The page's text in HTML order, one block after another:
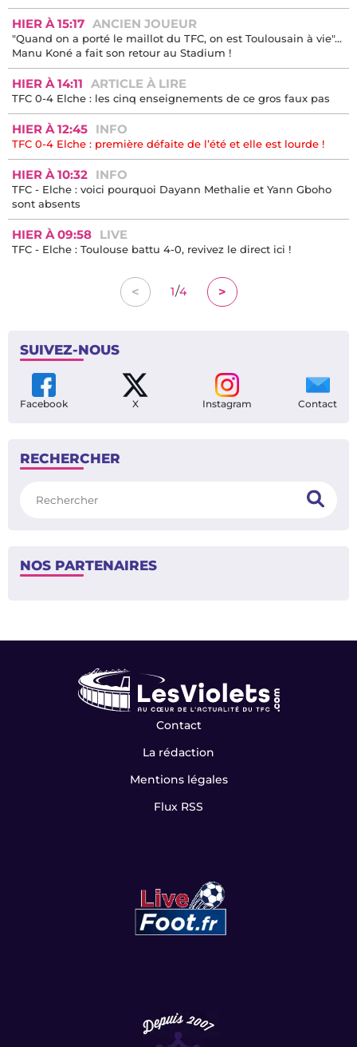
HIER À 15:17 ANCIEN JOUEUR
"Quand on a porté le maillot du TFC, on est Toulousain à vie"...
Manu Koné a fait son retour au Stadium !
HIER À 14:11 ARTICLE À LIRE
TFC 0-4 Elche : les cinq enseignements de ce gros faux pas
HIER À 12:45 INFO
TFC 0-4 Elche : première défaite de l’été et elle est lourde !
HIER À 10:32 INFO
TFC - Elche : voici pourquoi Dayann Methalie et Yann Gboho
sont absents
HIER À 09:58 LIVE
TFC - Elche : Toulouse battu 4-0, revivez le direct ici !
< 1/4 >
SUIVEZ-NOUS
Facebook X Instagram Contact
RECHERCHER
NOS PARTENAIRES
Contact
La rédaction
Mentions légales
Flux RSS